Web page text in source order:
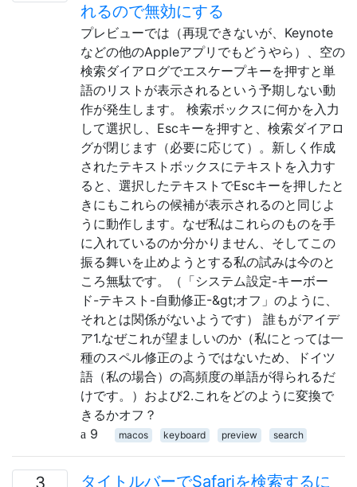
れるので無効にする
プレビューでは（再現できないが、Keynote
などの他のAppleアプリでもどうやら）、空の
検索ダイアログでエスケープキーを押すと単
語のリストが表示されるという予期しない動
作が発生します。 検索ボックスに何かを入力
して選択し、Escキーを押すと、検索ダイアロ
グが閉じます（必要に応じて）。新しく作成
されたテキストボックスにテキストを入力す
ると、選択したテキストでEscキーを押したと
きにもこれらの候補が表示されるのと同じよ
うに動作します。なぜ私はこれらのものを手
に入れているのか分かりません、そしてこの
振る舞いを止めようとする私の試みは今のと
ころ無駄です。（「システム設定-キーボー
ド-テキスト-自動修正-&gt;オフ」のように、
それとは関係がないようです） 誰もがアイデ
ア1.なぜこれが望ましいのか（私にとっては一
種のスペル修正のようではないため、ドイツ
語（私の場合）の高頻度の単語が得られるだ
けです。）および2.これをどのように変換で
きるかオフ？
9
macos keyboard preview search
3 タイトルバーでSafariを検索するに